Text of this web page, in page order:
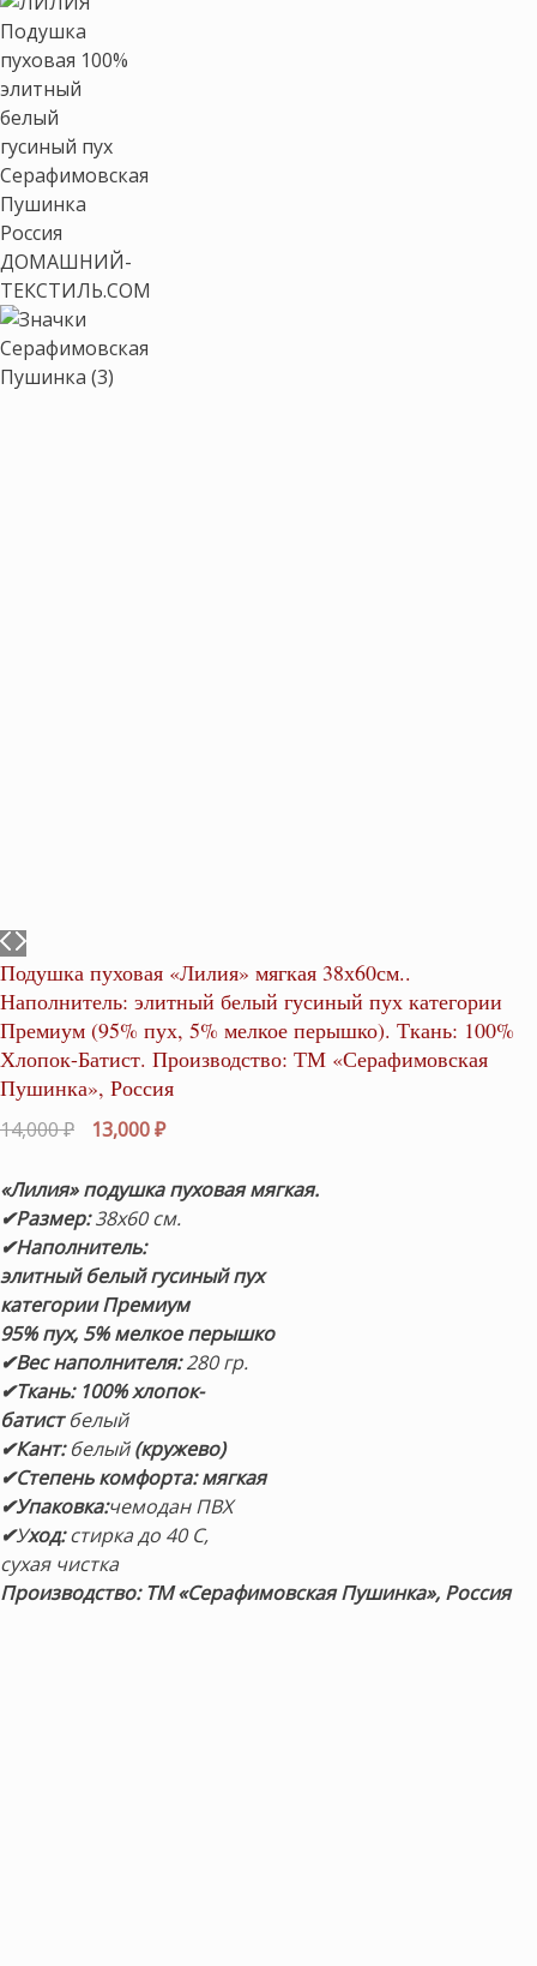
Подушка пуховая «Лилия» мягкая 38х60см..
Наполнитель: элитный белый гусиный пух категории
Премиум (95% пух, 5% мелкое перышко). Ткань: 100%
Хлопок-Батист. Производство: ТМ «Серафимовская
Пушинка», Россия
14,000₽
Первоначальная
составляла
14,000 ₽.
13,000₽Текущая
13,000 ₽.
«Лилия» подушка пуховая мягкая.
✔Размер:38х60 см.
✔Наполнитель:
элитный белый гусиный пух
категории Премиум
95% пух, 5% мелкое перышко
✔Вес наполнителя:280 гр.
✔Ткань: 100% хлопок-
батистбелый
✔Кант:белый(кружево)
✔Степень комфорта: мягкая
✔Упаковка:чемодан ПВХ
✔Уход:стирка до 40 С,
сухая чистка
Производство: ТМ «Серафимовская Пушинка», Россия